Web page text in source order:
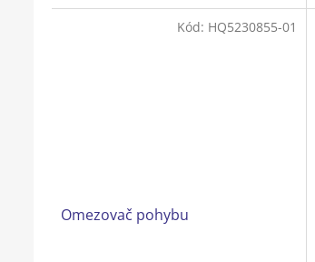
Omezovač pohybu
Kód: HQ5230855-01